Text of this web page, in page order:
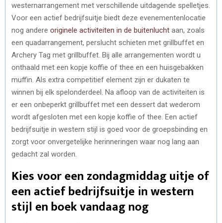
westernarrangement met verschillende uitdagende spelletjes.
Voor een actief bedrijfsuitje biedt deze evenementenlocatie
nog andere originele activiteiten in de buitenlucht aan, zoals
een quadarrangement, perslucht schieten met grillbuffet en
Archery Tag met grillbuffet. Bij alle arrangementen wordt u
onthaald met een kopje koffie of thee en een huisgebakken
muffin. Als extra competitief element zijn er dukaten te
winnen bij elk spelonderdeel. Na afloop van de activiteiten is
er een onbeperkt grillbuffet met een dessert dat wederom
wordt afgesloten met een kopje koffie of thee. Een actief
bedrijfsuitje in western stijl is goed voor de groepsbinding en
zorgt voor onvergetelijke herinneringen waar nog lang aan
gedacht zal worden.
Kies voor een zondagmiddag uitje of
een actief bedrijfsuitje in western
stijl en boek vandaag nog